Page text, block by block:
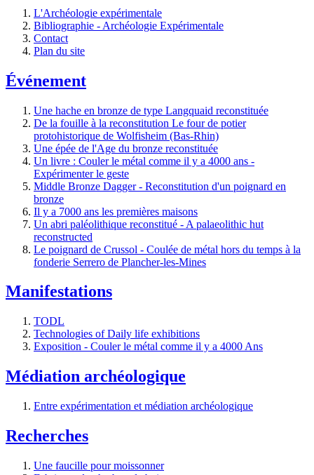
L'Archéologie expérimentale
Bibliographie - Archéologie Expérimentale
Contact
Plan du site
Événement
Une hache en bronze de type Langquaid reconstituée
De la fouille à la reconstitution Le four de potier
protohistorique de Wolfisheim (Bas-Rhin)
Une épée de l'Age du bronze reconstituée
Un livre : Couler le métal comme il y a 4000 ans -
Expérimenter le geste
Middle Bronze Dagger - Reconstitution d'un poignard en
bronze
Il y a 7000 ans les premières maisons
Un abri paléolithique reconstitué - A palaeolithic hut
reconstructed
Le poignard de Crussol - Coulée de métal hors du temps à la
fonderie Serrero de Plancher-les-Mines
Manifestations
TODL
Technologies of Daily life exhibitions
Exposition - Couler le métal comme il y a 4000 Ans
Médiation archéologique
Entre expérimentation et médiation archéologique
Recherches
Une faucille pour moissonner